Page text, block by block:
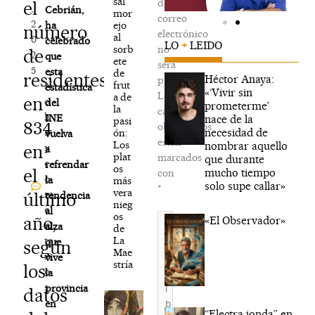
el
número
de
residentes
en
834
en
el
último
año,
según
los
datos
,
2
0
2
5
N
o
h
a
y
c
o
m
e
n
ta
ri
o
s
Cebrián,
ha
celebrado
que
esta
estadística
del
INE
vuelva
a
refrendar
la
tendencia
al
alza
que
vive
la
provincia
en
mor
ejo
al
sorb
ete
de
frut
a de
la
pasi
ón:
Los
plat
os
más
vera
nieg
os
de
La
Mae
stría
de
correo
electrónico
no
será
publicada.
Los
campos
obligatorios
están
marcados
con
*
Escribe
aquí...
LO + LEIDO
Héctor Anaya:
«‘Vivir sin
prometerme’
nace de la
necesidad de
nombrar aquello
que durante
mucho tiempo
solo supe callar»
«El Observador»